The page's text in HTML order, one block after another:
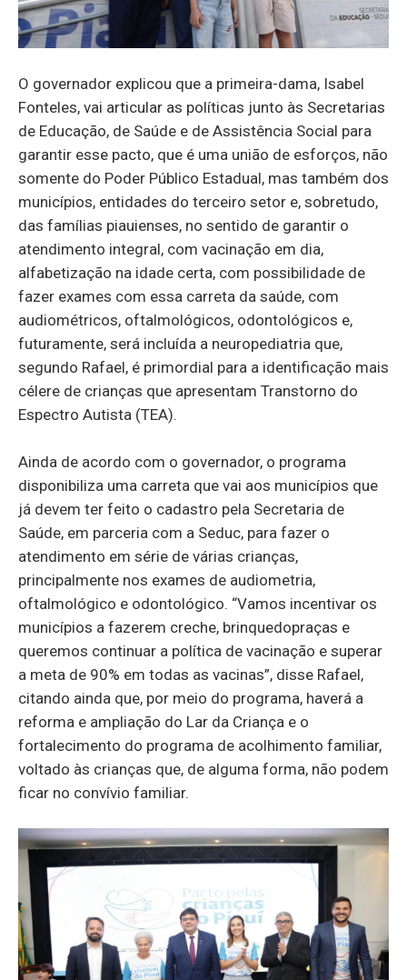
O governador explicou que a primeira-dama, Isabel
Fonteles, vai articular as políticas junto às Secretarias
de Educação, de Saúde e de Assistência Social para
garantir esse pacto, que é uma união de esforços, não
somente do Poder Público Estadual, mas também dos
municípios, entidades do terceiro setor e, sobretudo,
das famílias piauienses, no sentido de garantir o
atendimento integral, com vacinação em dia,
alfabetização na idade certa, com possibilidade de
fazer exames com essa carreta da saúde, com
audiométricos, oftalmológicos, odontológicos e,
futuramente, será incluída a neuropediatria que,
segundo Rafael, é primordial para a identificação mais
célere de crianças que apresentam Transtorno do
Espectro Autista (TEA).
Ainda de acordo com o governador, o programa
disponibiliza uma carreta que vai aos municípios que
já devem ter feito o cadastro pela Secretaria de
Saúde, em parceria com a Seduc, para fazer o
atendimento em série de várias crianças,
principalmente nos exames de audiometria,
oftalmológico e odontológico. “Vamos incentivar os
municípios a fazerem creche, brinquedopraças e
queremos continuar a política de vacinação e superar
a meta de 90% em todas as vacinas”, disse Rafael,
citando ainda que, por meio do programa, haverá a
reforma e ampliação do Lar da Criança e o
fortalecimento do programa de acolhimento familiar,
voltado às crianças que, de alguma forma, não podem
ficar no convívio familiar.